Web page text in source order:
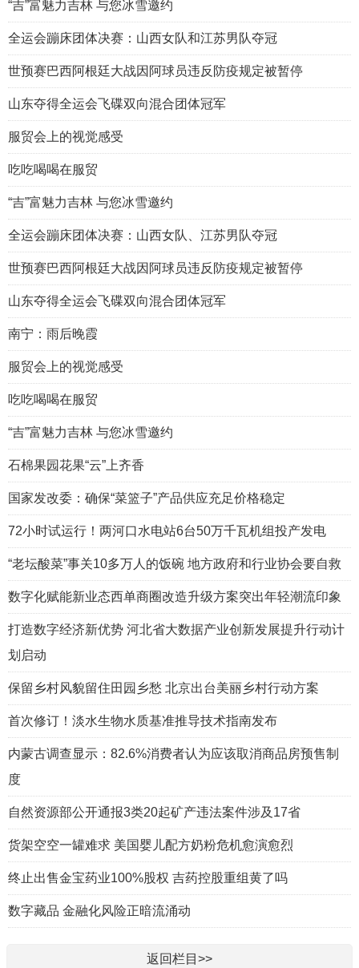
“吉”富魅力吉林 与您冰雪邀约
全运会蹦床团体决赛：山西女队和江苏男队夺冠
世预赛巴西阿根廷大战因阿球员违反防疫规定被暂停
山东夺得全运会飞碟双向混合团体冠军
服贸会上的视觉感受
吃吃喝喝在服贸
“吉”富魅力吉林 与您冰雪邀约
全运会蹦床团体决赛：山西女队、江苏男队夺冠
世预赛巴西阿根廷大战因阿球员违反防疫规定被暂停
山东夺得全运会飞碟双向混合团体冠军
南宁：雨后晚霞
服贸会上的视觉感受
吃吃喝喝在服贸
“吉”富魅力吉林 与您冰雪邀约
石棉果园花果“云”上齐香
国家发改委：确保“菜篮子”产品供应充足价格稳定
72小时试运行！两河口水电站6台50万千瓦机组投产发电
“老坛酸菜”事关10多万人的饭碗 地方政府和行业协会要自救
数字化赋能新业态西单商圈改造升级方案突出年轻潮流印象
打造数字经济新优势 河北省大数据产业创新发展提升行动计
划启动
保留乡村风貌留住田园乡愁 北京出台美丽乡村行动方案
首次修订！淡水生物水质基准推导技术指南发布
内蒙古调查显示：82.6%消费者认为应该取消商品房预售制
度
自然资源部公开通报3类20起矿产违法案件涉及17省
货架空空一罐难求 美国婴儿配方奶粉危机愈演愈烈
终止出售金宝药业100%股权 吉药控股重组黄了吗
数字藏品 金融化风险正暗流涌动
返回栏目>>